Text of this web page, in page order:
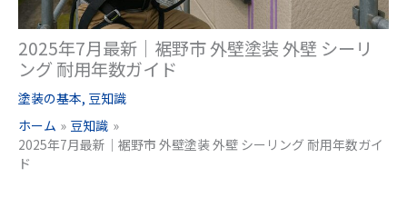
2025年7月最新｜裾野市 外壁塗装 外壁 シーリ
ング 耐用年数ガイド
塗装の基本, 豆知識
ホーム
豆知識
2025年7月最新｜裾野市 外壁塗装 外壁 シーリング 耐用年数ガイ
ド